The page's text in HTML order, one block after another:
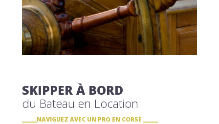
SKIPPER À BORD
du Bateau en Location
NAVIGUEZ AVEC UN PRO EN CORSE